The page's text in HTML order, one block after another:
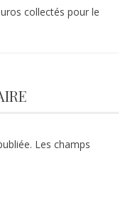
collectés pour le
Les champs